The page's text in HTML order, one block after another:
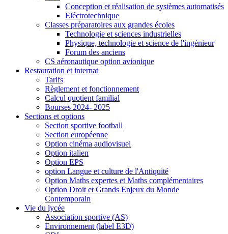
Conception et réalisation de systèmes automatisés
Eléctrotechnique
Classes préparatoires aux grandes écoles
Technologie et sciences industrielles
Physique, technologie et science de l'ingénieur
Forum des anciens
CS aéronautique option avionique
Restauration et internat
Tarifs
Règlement et fonctionnement
Calcul quotient familial
Bourses 2024- 2025
Sections et options
Section sportive football
Section européenne
Option cinéma audiovisuel
Option italien
Option EPS
option Langue et culture de l'Antiquité
Option Maths expertes et Maths complémentaires
Option Droit et Grands Enjeux du Monde
Contemporain
Vie du lycée
Association sportive (AS)
Environnement (label E3D)